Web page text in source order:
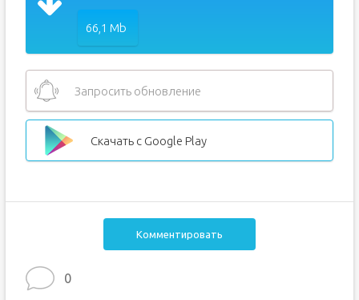
66,1 Mb
Запросить обновление
Скачать с Google Play
Комментировать
0